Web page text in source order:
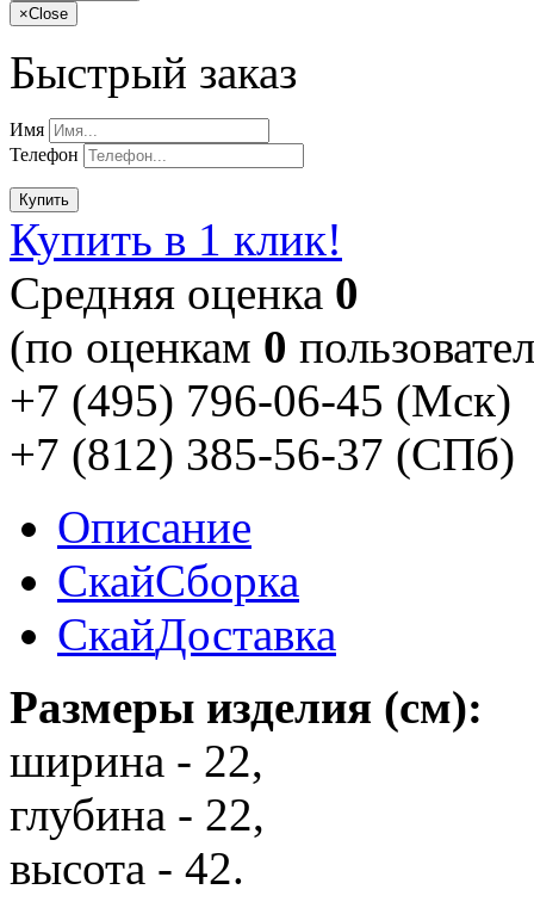
×Close
Быстрый заказ
Имя
Телефон
Купить
Купить в 1 клик!
Cредняя оценка 0
(по оценкам 0
+7 (495) 796-06-45 (Мск)
+7 (812) 385-56-37 (СПб)
Описание
СкайСборка
СкайДоставка
Размеры изделия (см):
ширина - 22,
глубина - 22,
высота - 42.